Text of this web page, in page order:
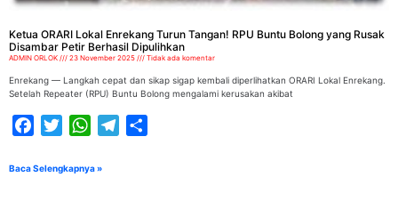
Ketua ORARI Lokal Enrekang Turun Tangan! RPU Buntu Bolong yang Rusak
Disambar Petir Berhasil Dipulihkan
ADMIN ORLOK 23 November 2025 Tidak ada komentar
Enrekang — Langkah cepat dan sikap sigap kembali diperlihatkan ORARI Lokal Enrekang.
Setelah Repeater (RPU) Buntu Bolong mengalami kerusakan akibat
FacebookTwitterWhatsAppTelegram
Baca Selengkapnya »